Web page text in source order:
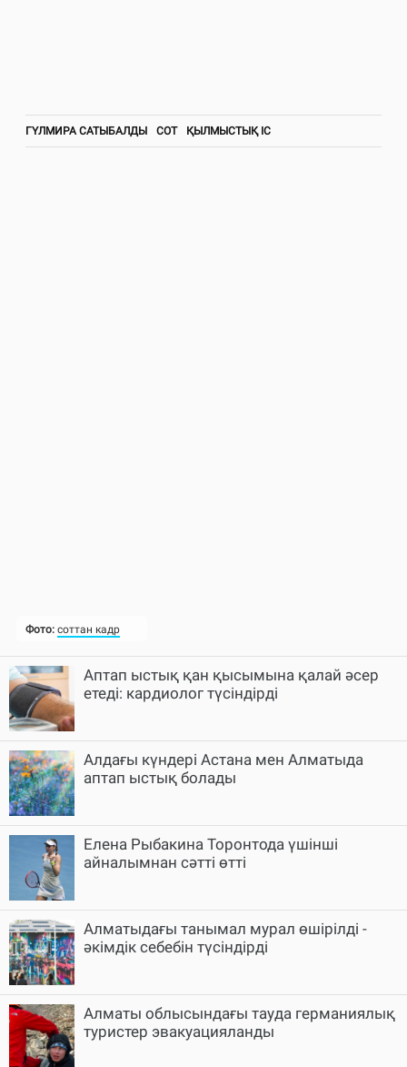
Аптап ыстық қан қысымына қалай әсер
етеді: кардиолог түсіндірді
Алдағы күндері Астана мен Алматыда
аптап ыстық болады
Елена Рыбакина Торонтода үшінші
айналымнан сәтті өтті
Алматыдағы танымал мурал өшірілді -
әкімдік себебін түсіндірді
Алматы облысындағы тауда германиялық
туристер эвакуацияланды